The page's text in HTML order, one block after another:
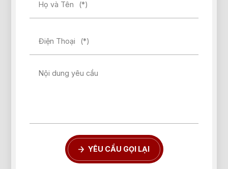
Họ và Tên (*)
Điện Thoại (*)
Nội dung yêu cầu
YÊU CẦU GỌI LẠI